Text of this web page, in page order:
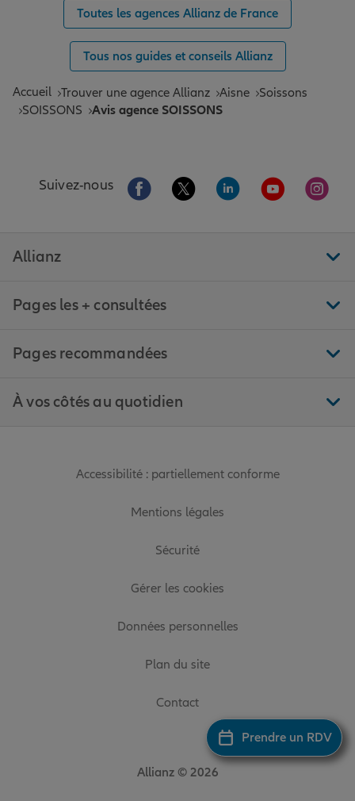
Prendre un RDV
Toutes les agences Allianz de France
Tous nos guides et conseils Allianz
Accueil Trouver une agence Allianz Aisne
Soissons
SOISSONS
Avis agence SOISSONS
Suivez-nous Aller sur la page Facebook de Allianz
Aller sur la page Twitter de
Aller sur la page
Aller sur la
Aller
Allianz
Pages les + consultées
Pages recommandées
À vos côtés au quotidien
Accessibilité : partiellement conforme
Mentions légales
Sécurité
Gérer les cookies
Données personnelles
Plan du site
Contact
Allianz © 2026